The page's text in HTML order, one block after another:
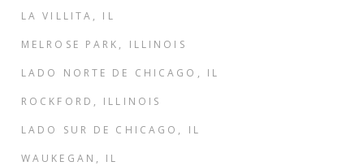
LA VILLITA, IL
MELROSE PARK, ILLINOIS
LADO NORTE DE CHICAGO, IL
ROCKFORD, ILLINOIS
LADO SUR DE CHICAGO, IL
WAUKEGAN, IL